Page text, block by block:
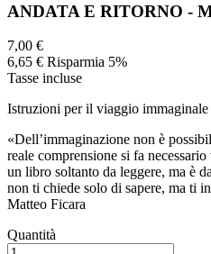
ANDATA E RITORNO -
7,00 €
6,65 € Risparmia 5%
Tasse incluse
Istruzioni per il viaggio immaginale
«Dell’immaginazione non è
reale comprensione si fa
un libro soltanto da leggere, ma è
non ti chiede solo di sapere, ma ti
Matteo Ficara
Quantità